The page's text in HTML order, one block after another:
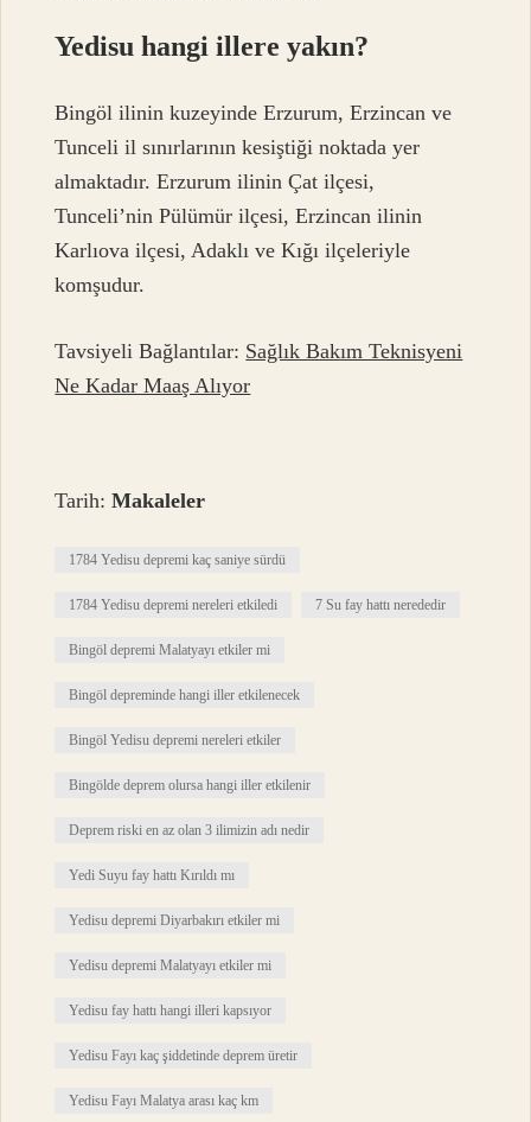
Yedisu hangi illere yakın?
Bingöl ilinin kuzeyinde Erzurum, Erzincan ve
Tunceli il sınırlarının kesiştiği noktada yer
almaktadır. Erzurum ilinin Çat ilçesi,
Tunceli’nin Pülümür ilçesi, Erzincan ilinin
Karlıova ilçesi, Adaklı ve Kığı ilçeleriyle
komşudur.
Tavsiyeli Bağlantılar: Sağlık Bakım Teknisyeni
Ne Kadar Maaş Alıyor
Tarih:Makaleler
1784 Yedisu depremi kaç saniye sürdü
1784 Yedisu depremi nereleri etkiledi 7 Su fay hattı nerededir
Bingöl depremi Malatyayı etkiler mi
Bingöl depreminde hangi iller etkilenecek
Bingöl Yedisu depremi nereleri etkiler
Bingölde deprem olursa hangi iller etkilenir
Deprem riski en az olan 3 ilimizin adı nedir
Yedi Suyu fay hattı Kırıldı mı
Yedisu depremi Diyarbakırı etkiler mi
Yedisu depremi Malatyayı etkiler mi
Yedisu fay hattı hangi illeri kapsıyor
Yedisu Fayı kaç şiddetinde deprem üretir
Yedisu Fayı Malatya arası kaç km